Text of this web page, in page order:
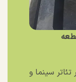
سینما و